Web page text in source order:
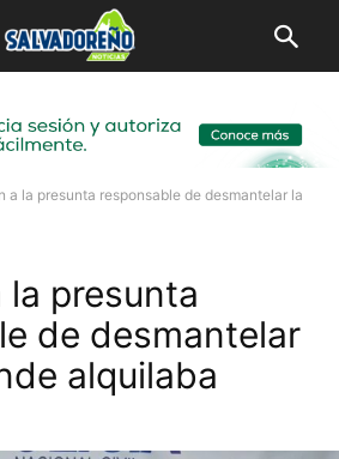
a la presunta responsable de desmantelar la
la presunta
de desmantelar
alquilaba